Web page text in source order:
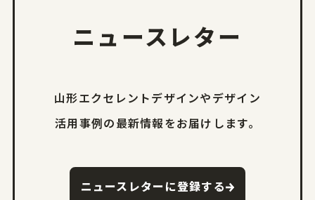
ニュースレター
山形エクセレントデザインやデザイン
活用事例の最新情報をお届けします。
ニュースレターに登録する